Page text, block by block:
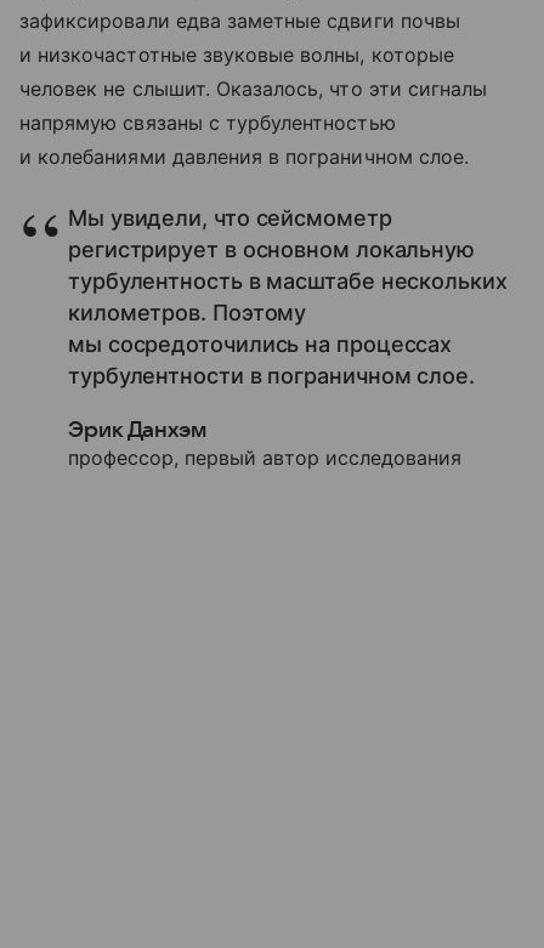
зафиксировали едва заметные сдвиги почвы
и низкочастотные звуковые волны, которые
человек не слышит. Оказалось, что эти сигналы
напрямую связаны с турбулентностью
и колебаниями давления в пограничном слое.
Мы увидели, что сейсмометр
регистрирует в основном локальную
турбулентность в масштабе нескольких
километров. Поэтому
мы сосредоточились на процессах
турбулентности в пограничном слое.
Эрик Данхэм
профессор, первый автор исследования